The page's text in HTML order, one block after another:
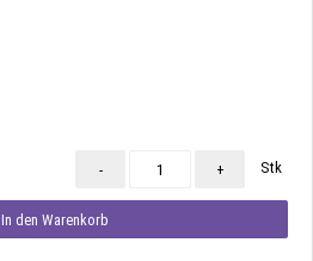
- + Stk
In den Warenkorb